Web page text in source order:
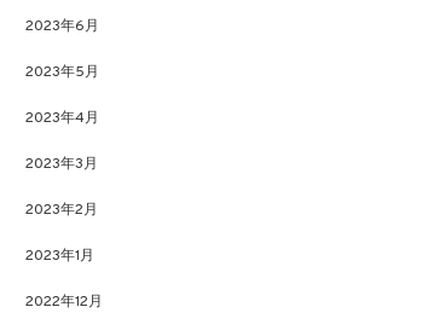
2023年6月
2023年5月
2023年4月
2023年3月
2023年2月
2023年1月
2022年12月